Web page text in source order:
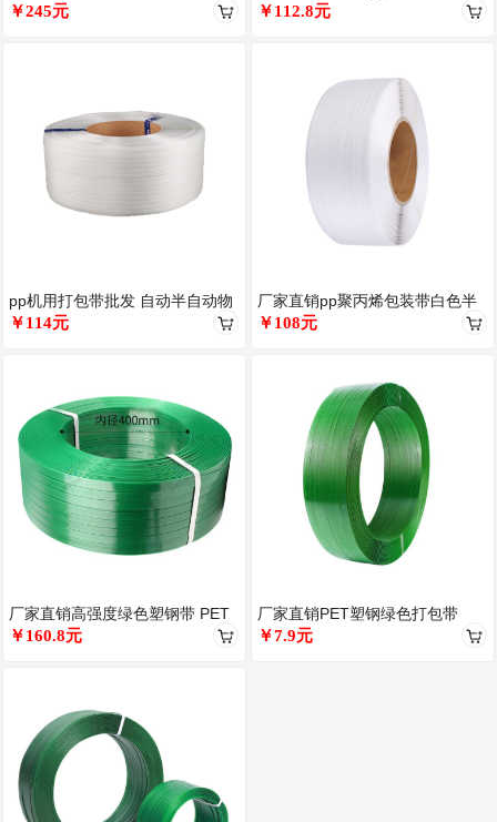
13mm16mm19mm25mm3
￥245元
pp机用打包带批发 自动半自动物
流包装带白色透明手工塑料带定
￥114元
厂家直销高强度绿色塑钢带 PET
塑钢带 机用打包带 PET打
￥160.8元
料捆扎带 全自动透明白色包装
￥112.8元
厂家直销pp聚丙烯包装带白色半
透明半自动全自动塑料打包带30
￥108元
厂家直销PET塑钢绿色打包带
1608/1910包装带机用手用
￥7.9元